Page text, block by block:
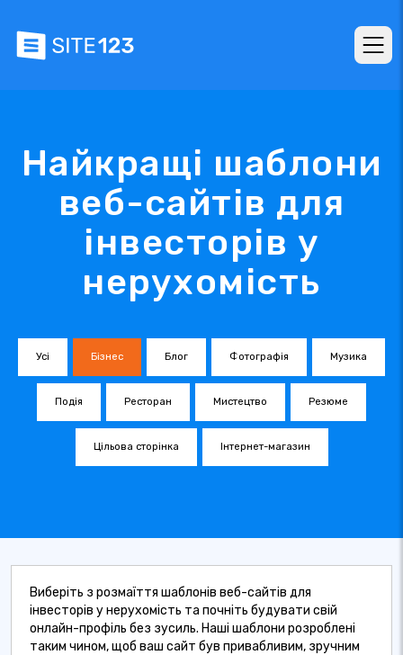
Найкращі шаблони
веб-сайтів для
інвесторів у
нерухомість
Усі Бізнес Блог Фотографія Музика
Подія Ресторан Мистецтво Резюме
Цільова сторінка Інтернет-магазин
Виберіть з розмаїття шаблонів веб-сайтів для
інвесторів у нерухомість та почніть будувати свій
онлайн-профіль без зусиль. Наші шаблони розроблені
таким чином, щоб ваш сайт був привабливим, зручним